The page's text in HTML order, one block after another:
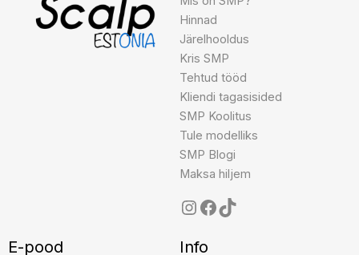
Hinnad
Järelhooldus
Kris SMP
Tehtud tööd
Kliendi tagasisided
SMP Koolitus
Tule modelliks
SMP Blogi
Maksa hiljem
E-pood Info